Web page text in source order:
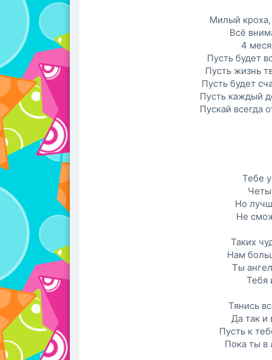
Милый кроха,
Всё
4
Пусть будет
Пусть жизнь
Пусть будет
Пусть каждый
Пускай всегда
Тебе
Но
Не
Таких
Нам
Ты
Тебя
Тянись
Да так и
Пусть к
Пока ты в